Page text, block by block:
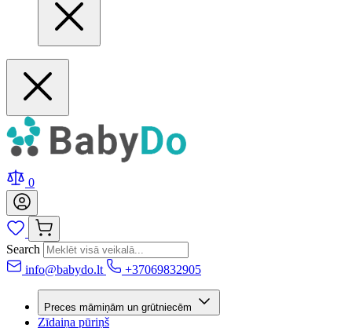
0
Search
info@babydo.lt
+37069832905
Preces māmiņām un grūtniecēm
Zīdaiņa pūriņš